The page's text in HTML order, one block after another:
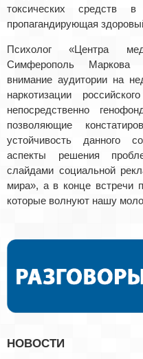
токсических
пропагандирующая
Психолог «Центра
Симферополь Маркова
внимание аудитории на
наркотизации
непосредственно
позволяющие
устойчивость данного
аспекты решения
слайдами социальной
мира», а в конце встречи
которые волнуют нашу
НОВОСТИ